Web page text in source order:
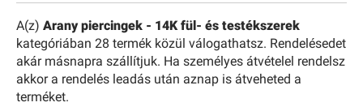
A(z) Arany piercingek - 14K fül- és testékszerek
kategóriában 28 termék közül válogathatsz. Rendelésedet
akár másnapra szállítjuk. Ha személyes átvételel rendelsz
akkor a rendelés leadás után aznap is átveheted a
terméket.